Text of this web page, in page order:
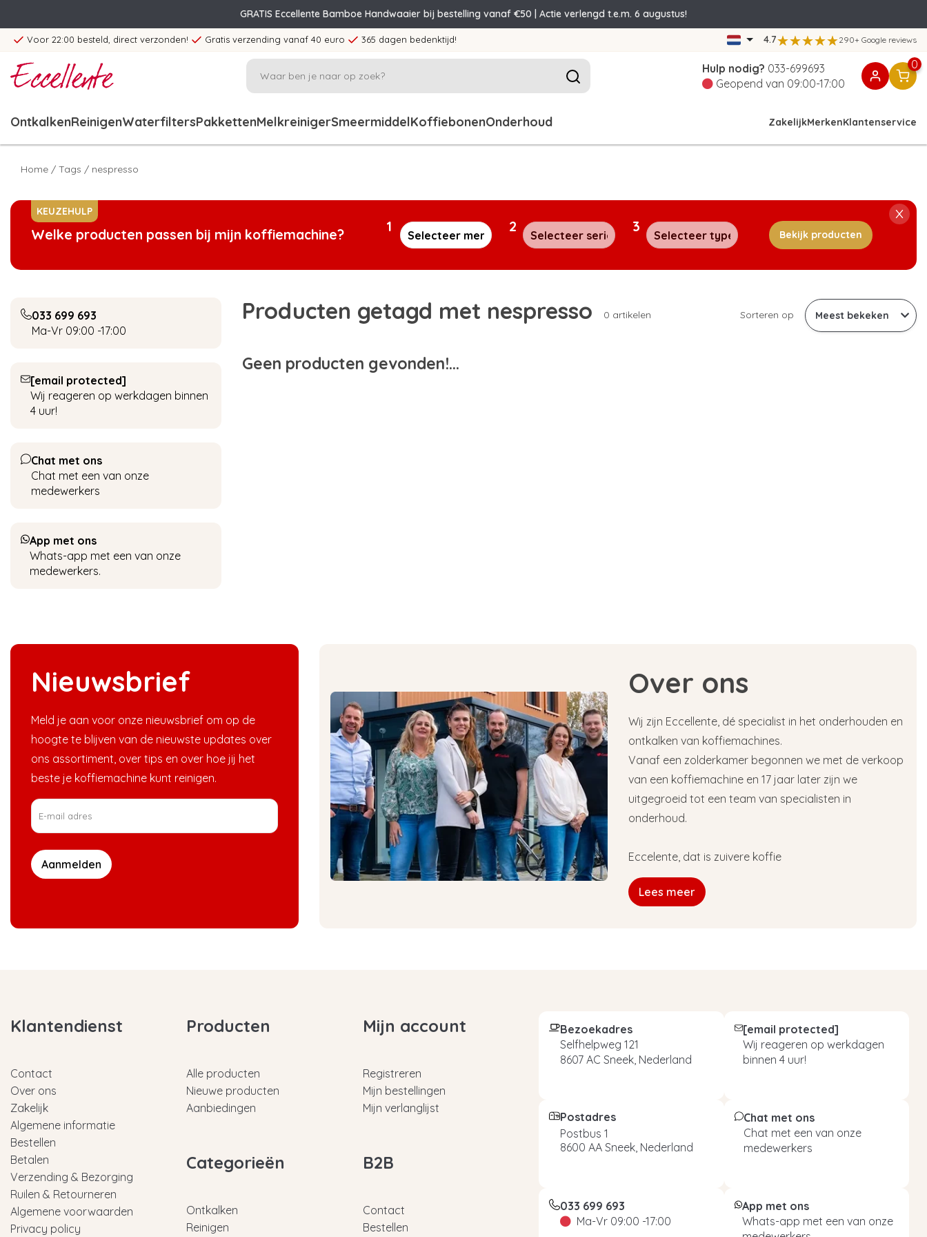
GRATIS Eccellente Bamboe Handwaaier bij bestelling vanaf €50 | Actie verlengd t.e.m. 6 augustus!
Voor 22:00 besteld, direct verzonden! Gratis verzending vanaf 40 euro 365 dagen bedenktijd! 4.7 290+ Google reviews
Hulp nodig? 033-699693
Geopend van 09:00-17:00
0
OntkalkenReinigenWaterfiltersPakkettenMelkreinigerSmeermiddelKoffiebonenOnderhoud ZakelijkMerkenKlantenservice
Home / Tags / nespresso
KEUZEHULP
Welke producten passen bij mijn koffiemachine? 1 2 3 Bekijk producten
033 699 693
Ma-Vr 09:00 -17:00
[email protected]
Wij reageren op werkdagen binnen
4 uur!
Chat met ons
Chat met een van onze
medewerkers
App met ons
Whats-app met een van onze
medewerkers.
Producten getagd met nespresso 0 artikelen Sorteren op
Geen producten gevonden!...
Nieuwsbrief
Meld je aan voor onze nieuwsbrief om op de
hoogte te blijven van de nieuwste updates over
ons assortiment, over tips en over hoe jij het
beste je koffiemachine kunt reinigen.
Aanmelden
Over ons
Wij zijn Eccellente, dé specialist in het onderhouden en
ontkalken van koffiemachines.
Vanaf een zolderkamer begonnen we met de verkoop
van een koffiemachine en 17 jaar later zijn we
uitgegroeid tot een team van specialisten in
onderhoud.
Eccelente, dat is zuivere koffie
Lees meer
Klantendienst
Contact
Over ons
Zakelijk
Algemene informatie
Bestellen
Betalen
Verzending & Bezorging
Ruilen & Retourneren
Algemene voorwaarden
Privacy policy
Producten
Alle producten
Nieuwe producten
Aanbiedingen
Categorieën
Ontkalken
Reinigen
Mijn account
Registreren
Mijn bestellingen
Mijn verlanglijst
B2B
Contact
Bestellen
Bezoekadres
Selfhelpweg 121
8607 AC Sneek, Nederland
[email protected]
Wij reageren op werkdagen
binnen 4 uur!
Postadres
Postbus 1
8600 AA Sneek, Nederland
Chat met ons
Chat met een van onze
medewerkers
033 699 693
Ma-Vr 09:00 -17:00
App met ons
Whats-app met een van onze